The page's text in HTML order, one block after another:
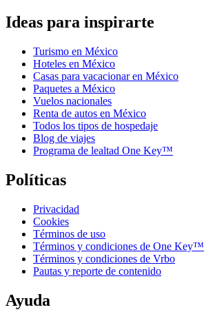
Ideas para inspirarte
Turismo en México
Hoteles en México
Casas para vacacionar en México
Paquetes a México
Vuelos nacionales
Renta de autos en México
Todos los tipos de hospedaje
Blog de viajes
Programa de lealtad One Key™
Políticas
Privacidad
Cookies
Términos de uso
Términos y condiciones de One Key™
Términos y condiciones de Vrbo
Pautas y reporte de contenido
Ayuda